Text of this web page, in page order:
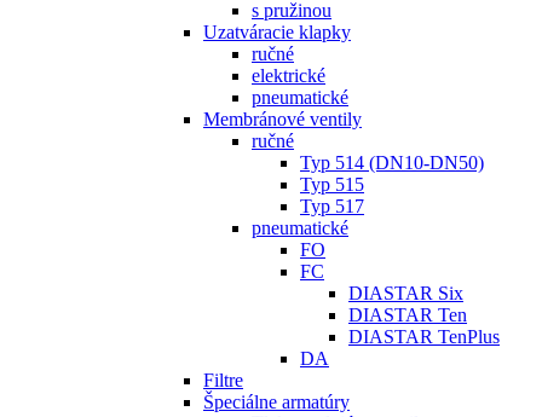
s pružinou
Uzatváracie klapky
ručné
elektrické
pneumatické
Membránové ventily
ručné
Typ 514 (DN10-DN50)
Typ 515
Typ 517
pneumatické
FO
FC
DIASTAR Six
DIASTAR Ten
DIASTAR TenPlus
DA
Filtre
Špeciálne armatúry